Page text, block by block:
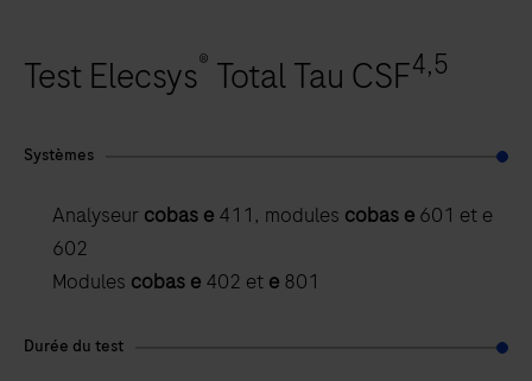
Test Elecsys® Total Tau CSF4,5
Systèmes
Analyseur cobas e 411, modules cobas e 601 et e
602
Modules cobas e 402 et e 801
Durée du test